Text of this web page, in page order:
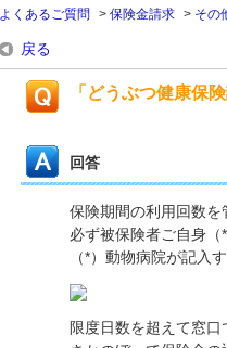
よくあるご質問 > 保険金請求 > その
戻る
「どうぶつ健康保
回答
保険期間の利用回数を
必ず被保険者ご自身（
（*）動物病院が記入
限度日数を超えて窓口